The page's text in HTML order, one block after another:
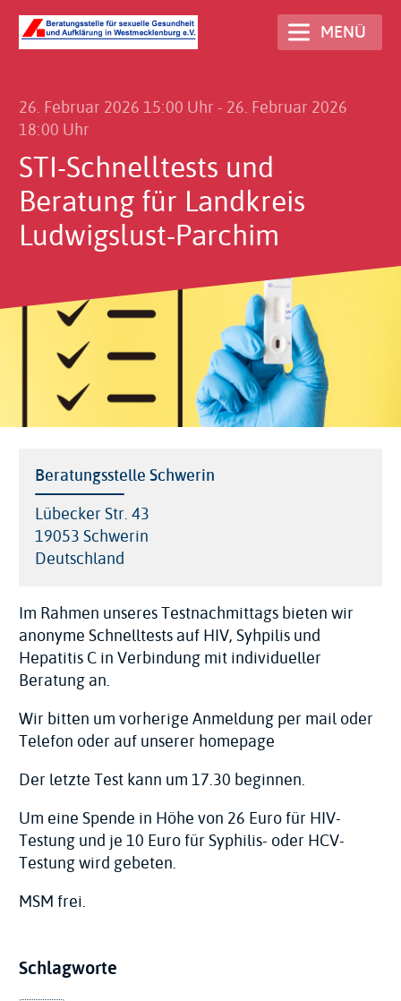
Direkt
zum
MENÜ
26. Februar 2026 15:00 Uhr - 26. Februar 2026
18:00 Uhr
STI-Schnelltests und
Beratung für Landkreis
Ludwigslust-Parchim
Veranstaltungsort
Beratungsstelle Schwerin
Adresse
Lübecker Str. 43
19053Schwerin
Deutschland
Im Rahmen unseres Testnachmittags bieten wir
anonyme Schnelltests auf HIV, Syhpilis und
Hepatitis C in Verbindung mit individueller
Beratung an.
Wir bitten um vorherige Anmeldung per mail oder
Telefon oder auf unserer homepage
Der letzte Test kann um 17.30 beginnen.
Um eine Spende in Höhe von 26 Euro für HIV-
Testung und je 10 Euro für Syphilis- oder HCV-
Testung wird gebeten.
MSM frei.
Schlagworte